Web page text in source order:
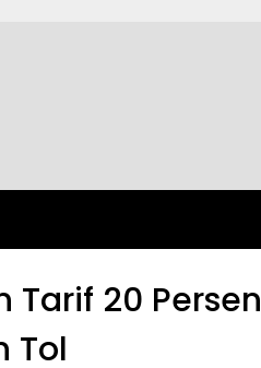
Tarif 20 Persen
Tol